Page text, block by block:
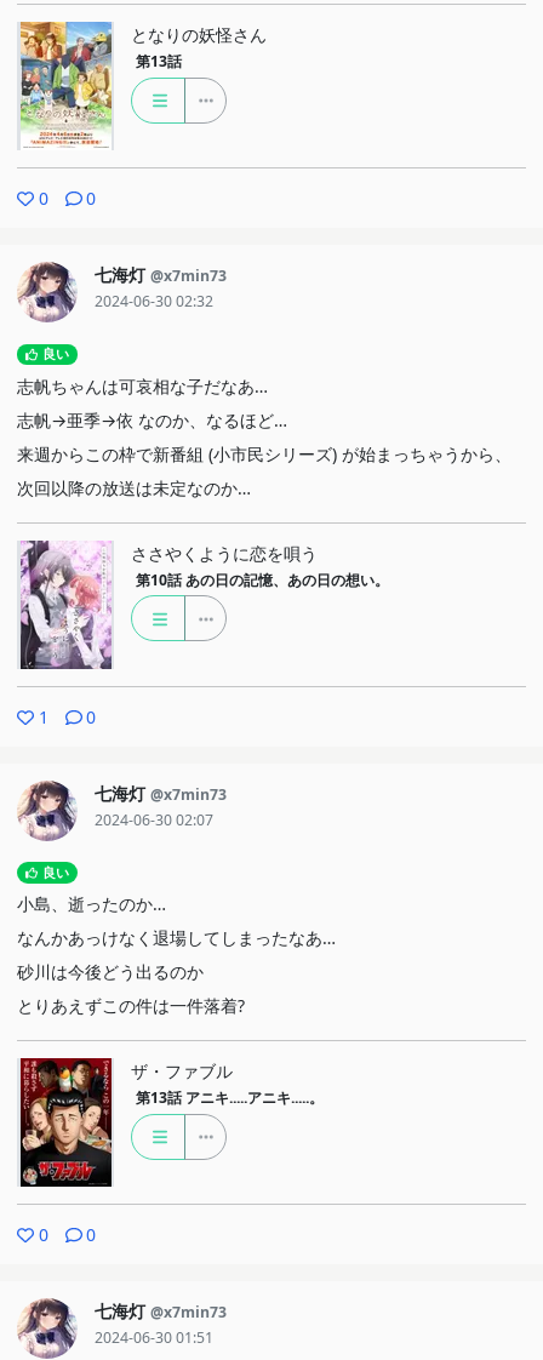
となりの妖怪さん
第13話
0 0
七海灯 @x7min73
2024-06-30 02:32
良い
志帆ちゃんは可哀相な子だなあ…
志帆→亜季→依 なのか、なるほど…
来週からこの枠で新番組 (小市民シリーズ) が始まっちゃうから、
次回以降の放送は未定なのか…
ささやくように恋を唄う
第10話 あの日の記憶、あの日の想い。
1 0
七海灯 @x7min73
2024-06-30 02:07
良い
小島、逝ったのか…
なんかあっけなく退場してしまったなあ…
砂川は今後どう出るのか
とりあえずこの件は一件落着?
ザ・ファブル
第13話 アニキ.....アニキ.....。
0 0
七海灯 @x7min73
2024-06-30 01:51